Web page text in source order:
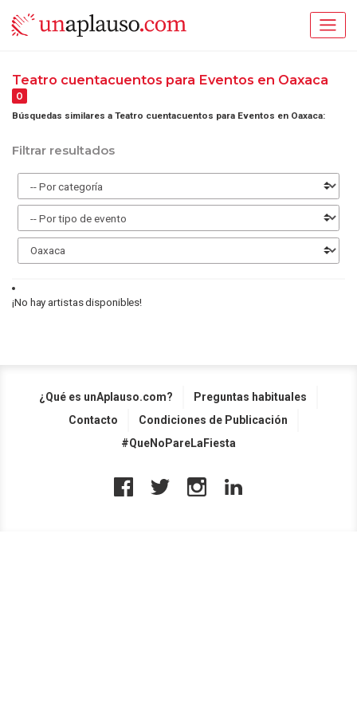
Teatro cuentacuentos para Eventos en Oaxaca
0
Búsquedas similares a Teatro cuentacuentos para Eventos en Oaxaca:
Filtrar resultados
¡No hay artistas disponibles!
¿Qué es unAplauso.com?
Preguntas habituales
Contacto
Condiciones de Publicación
#QueNoPareLaFiesta